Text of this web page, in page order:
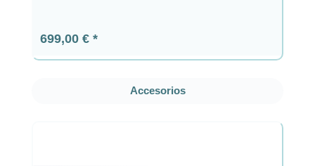
Precio normal:
699,00 €
Omitir la galería de productos
Accesorios